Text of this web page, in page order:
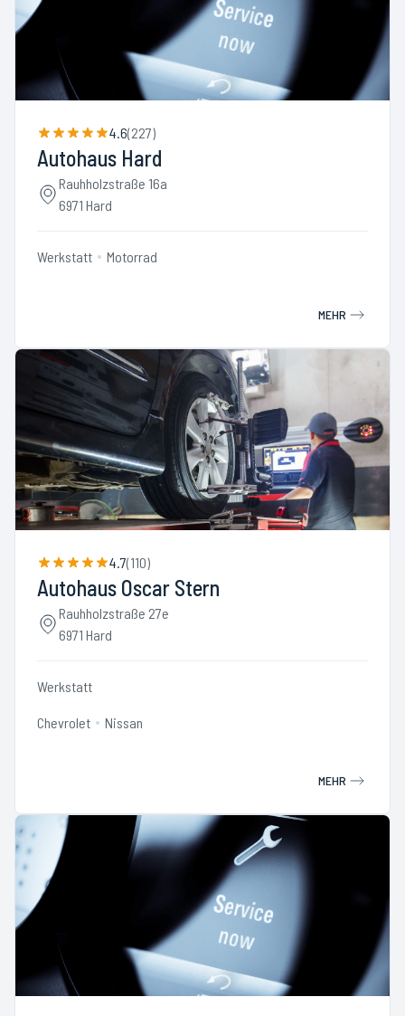
4.6(227)
Autohaus Hard
Rauhholzstraße 16a
6971 Hard
Werkstatt Motorrad
MEHR
4.7(110)
Autohaus Oscar Stern
Rauhholzstraße 27e
6971 Hard
Werkstatt
Chevrolet Nissan
MEHR